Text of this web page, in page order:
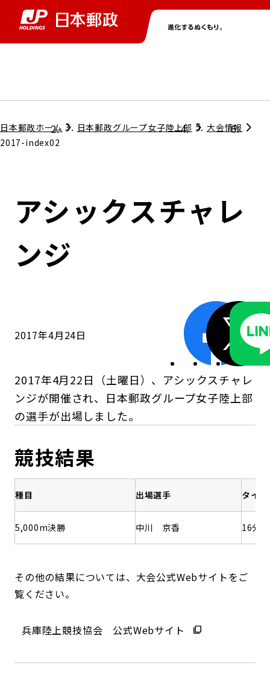
グループ情報トップ
コンプライアンス
ガバナンス
株主・投資家情報トップ
個人投資家のみなさまへ
株式情報
ニューストップ
サステナビリティトップ
担当役員メッセージ
サステナビリティマネジメント
ガバナンス
ESGデータ集
採用情報トップ
日本郵政ホーム 日本郵政グループ女子陸上部
大会情報
2017-index02
アシックスチャレ
ンジ
2017年4月24日
2017年4月22日（土曜日）、アシックスチャレ
ンジが開催され、日本郵政グループ女子陸上部
の選手が出場しました。
競技結果
種目 出場選手 タイム
5,000m決勝 中川 京香 16分
その他の結果については、大会公式Webサイトをご
覧ください。
兵庫陸上競技協会 公式Webサイト